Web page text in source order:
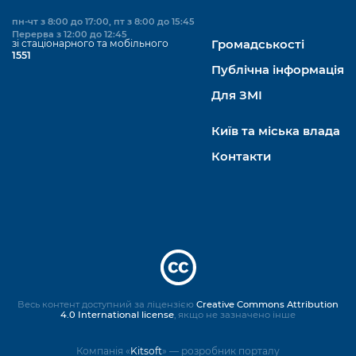
пн-чт з 8:00 до 17:00, пт з 8:00 до 15:45
Перерва з 12:00 до 12:45
зі стаціонарного та мобільного
1551
Громадськості
Публічна інформація
Для ЗМІ
Київ та міська влада
Контакти
Компанія «Kitsoft» — розробник порталу
Весь контент доступний за ліцензією Creative Commons Attribution
4.0 International license , якщо не зазначено інше